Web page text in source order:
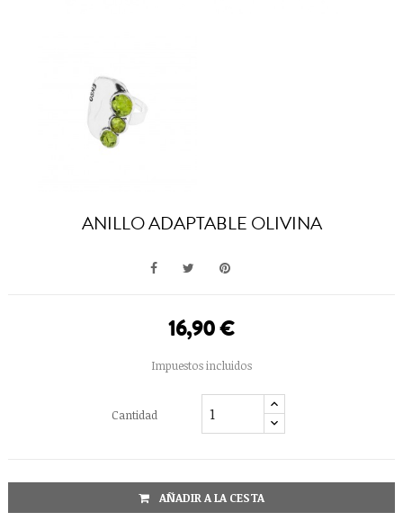
ANILLO ADAPTABLE OLIVINA
16,90 €
Impuestos incluidos
Cantidad
AÑADIR A LA CESTA